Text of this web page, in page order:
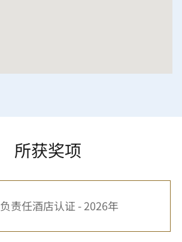
所获奖项
负责任酒店认证 - 2026年